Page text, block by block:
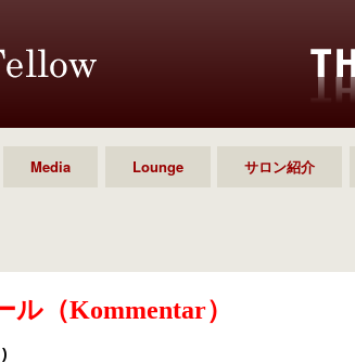
Media Lounge サロン紹介
（Kommentar）
)